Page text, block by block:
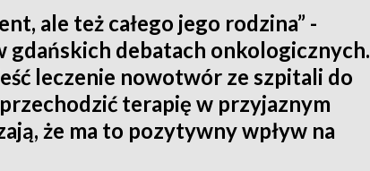
ale też całego jego rodzina” -
gdańskich debatach onkologicznych.
leczenie nowotwór ze szpitali do
terapię w przyjaznym
że ma to pozytywny wpływ na